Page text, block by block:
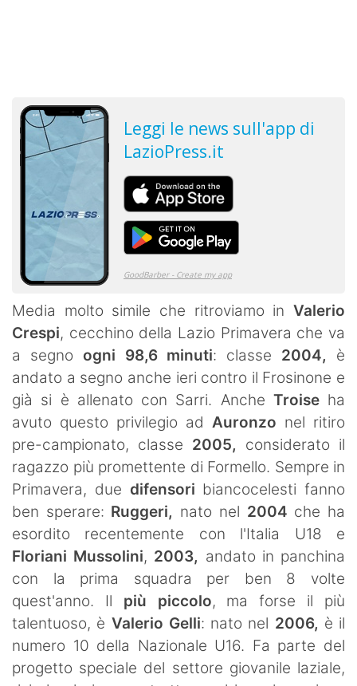
Media molto simile che ritroviamo in Valerio
Crespi, cecchino della Lazio Primavera che va
a segno ogni 98,6 minuti: classe 2004, è
andato a segno anche ieri contro il Frosinone e
già si è allenato con Sarri. Anche Troiseha
avuto questo privilegio ad Auronzo nel ritiro
pre-campionato, classe 2005, considerato il
ragazzo più promettente di Formello. Sempre in
Primavera, due difensori biancocelesti fanno
ben sperare: Ruggeri, nato nel 2004 che ha
esordito recentemente con l'Italia U18 e
Floriani Mussolini, 2003, andato in panchina
con la prima squadra per ben 8 volte
quest'anno. Il più piccolo, ma forse il più
talentuoso, è Valerio Gelli: nato nel 2006, è il
numero 10 della Nazionale U16. Fa parte del
progetto speciale del settore giovanile laziale,